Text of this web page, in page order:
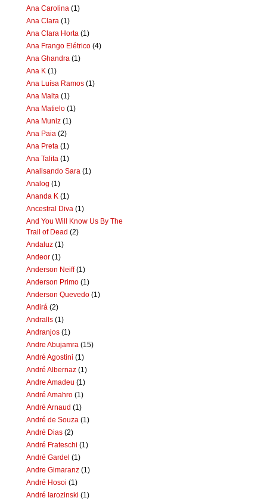
Ana Carolina (1)
Ana Clara (1)
Ana Clara Horta (1)
Ana Frango Elétrico (4)
Ana Ghandra (1)
Ana K (1)
Ana Luísa Ramos (1)
Ana Malta (1)
Ana Matielo (1)
Ana Muniz (1)
Ana Paia (2)
Ana Preta (1)
Ana Talita (1)
Analisando Sara (1)
Analog (1)
Ananda K (1)
Ancestral Diva (1)
And You Will Know Us By The
Trail of Dead (2)
Andaluz (1)
Andeor (1)
Anderson Neiff (1)
Anderson Primo (1)
Anderson Quevedo (1)
Andirá (2)
Andralls (1)
Andranjos (1)
Andre Abujamra (15)
André Agostini (1)
André Albernaz (1)
Andre Amadeu (1)
André Amahro (1)
André Arnaud (1)
André de Souza (1)
André Dias (2)
André Frateschi (1)
André Gardel (1)
Andre Gimaranz (1)
André Hosoi (1)
André Iarozinski (1)